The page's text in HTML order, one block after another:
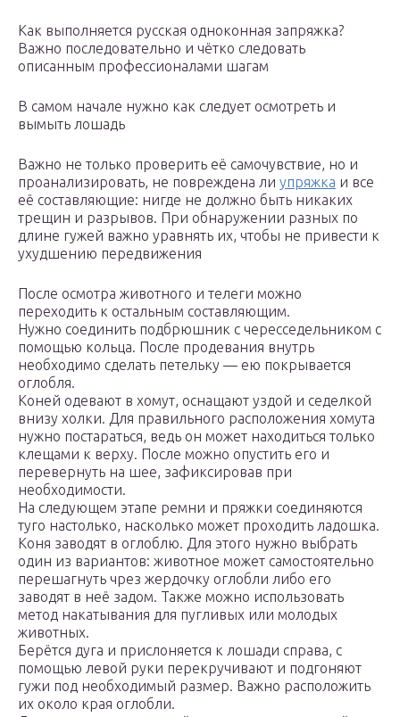
Как выполняется русская одноконная запряжка?
Важно последовательно и чётко следовать
описанным профессионалами шагам
В самом начале нужно как следует осмотреть и
вымыть лошадь
Важно не только проверить её самочувствие, но и
проанализировать, не повреждена ли упряжка и все
её составляющие: нигде не должно быть никаких
трещин и разрывов. При обнаружении разных по
длине гужей важно уравнять их, чтобы не привести к
ухудшению передвижения
После осмотра животного и телеги можно
переходить к остальным составляющим.
Нужно соединить подбрюшник с чересседельником с
помощью кольца. После продевания внутрь
необходимо сделать петельку — ею покрывается
оглобля.
Коней одевают в хомут, оснащают уздой и седелкой
внизу холки. Для правильного расположения хомута
нужно постараться, ведь он может находиться только
клещами к верху. После можно опустить его и
перевернуть на шее, зафиксировав при
необходимости.
На следующем этапе ремни и пряжки соединяются
туго настолько, насколько может проходить ладошка.
Коня заводят в оглоблю. Для этого нужно выбрать
один из вариантов: животное может самостоятельно
перешагнуть чрез жердочку оглобли либо его
заводят в неё задом. Также можно использовать
метод накатывания для пугливых или молодых
животных.
Берётся дуга и прислоняется к лошади справа, с
помощью левой руки перекручивают и подгоняют
гужи под необходимый размер. Важно расположить
их около края оглобли.